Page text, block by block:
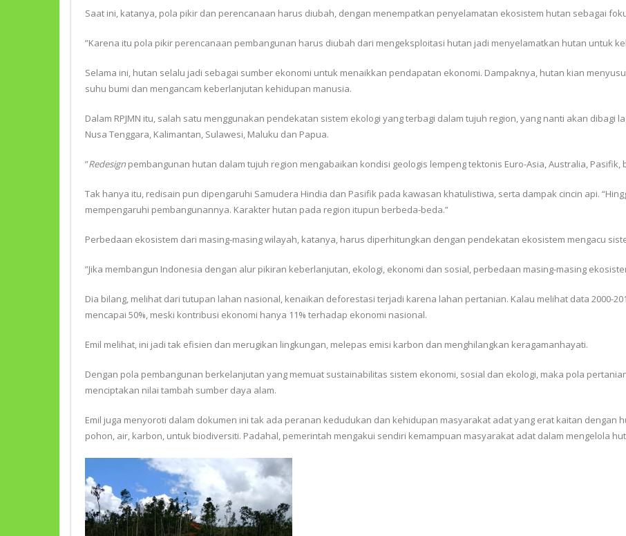
Saat ini, katanya, pola pikir dan perencanaan harus diubah, dengan menempatkan penyelamatan ekosistem hutan sebagai
”Karena itu pola pikir perencanaan pembangunan harus diubah dari mengeksploitasi hutan jadi menyelamatkan hutan untuk
Selama ini, hutan selalu jadi sebagai sumber ekonomi untuk menaikkan pendapatan ekonomi. Dampaknya, hutan kian
suhu bumi dan mengancam keberlanjutan kehidupan manusia.
Dalam RPJMN itu, salah satu menggunakan pendekatan sistem ekologi yang terbagi dalam tujuh region, yang nanti akan dibagi
Nusa Tenggara, Kalimantan, Sulawesi, Maluku dan Papua.
”Redesign pembangunan hutan dalam tujuh region mengabaikan kondisi geologis lempeng tektonis Euro-Asia, Australia, Pasifik,
Tak hanya itu, redisain pun dipengaruhi Samudera Hindia dan Pasifik pada kawasan khatulistiwa, serta dampak cincin api.
mempengaruhi pembangunannya. Karakter hutan pada region itupun berbeda-beda.”
Perbedaan ekosistem dari masing-masing wilayah, katanya, harus diperhitungkan dengan pendekatan ekosistem mengacu
”Jika membangun Indonesia dengan alur pikiran keberlanjutan, ekologi, ekonomi dan sosial, perbedaan masing-masing
Dia bilang, melihat dari tutupan lahan nasional, kenaikan deforestasi terjadi karena lahan pertanian. Kalau melihat data 2000-
mencapai 50%, meski kontribusi ekonomi hanya 11% terhadap ekonomi nasional.
Emil melihat, ini jadi tak efisien dan merugikan lingkungan, melepas emisi karbon dan menghilangkan keragamanhayati.
Dengan pola pembangunan berkelanjutan yang memuat sustainabilitas sistem ekonomi, sosial dan ekologi, maka pola
menciptakan nilai tambah sumber daya alam.
Emil juga menyoroti dalam dokumen ini tak ada peranan kedudukan dan kehidupan masyarakat adat yang erat kaitan dengan
pohon, air, karbon, untuk biodiversiti. Padahal, pemerintah mengakui sendiri kemampuan masyarakat adat dalam mengelola